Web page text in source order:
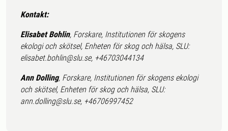
Kontakt:
Elisabet Bohlin, Forskare, Institutionen för skogens
ekologi och skötsel, Enheten för skog och hälsa, SLU:
elisabet.bohlin@slu.se, +46703044134
Ann Dolling, Forskare, Institutionen för skogens ekologi
och skötsel, Enheten för skog och hälsa, SLU:
ann.dolling@slu.se, +46706997452